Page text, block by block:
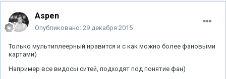
Aspen
Опубликовано: 29 декабря 2015
Только мультиплеерный нравится и с как можно более фановыми
картами)
Например все видосы ситей, подходят под понятие фан)